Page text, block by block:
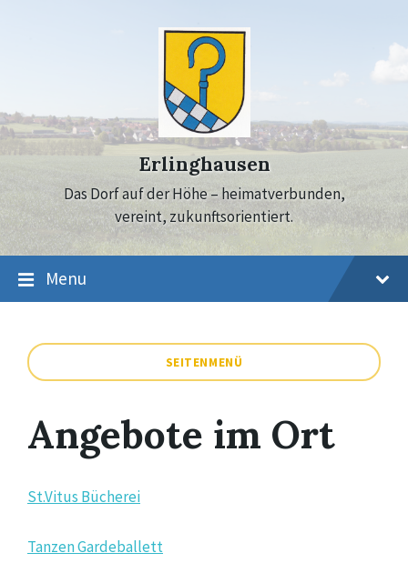
Erlinghausen
Das Dorf auf der Höhe – heimatverbunden,
vereint, zukunftsorientiert.
Menu
SEITENMENÜ
Angebote im Ort
St.Vitus Bücherei
Tanzen Gardeballett